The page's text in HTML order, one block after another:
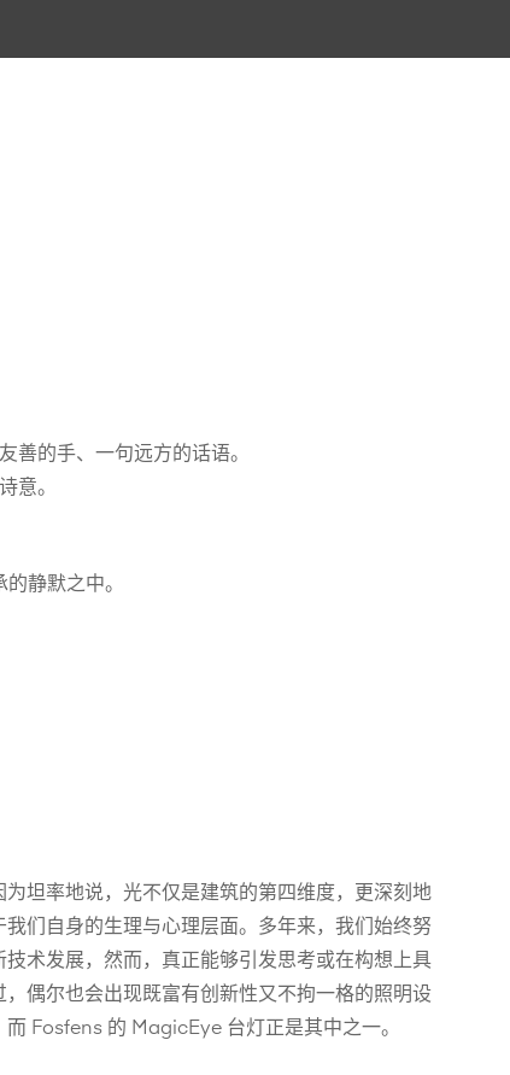
善的手、一句远方的话语。
意。
静默之中。
坦率地说，光不仅是建筑的第四维度，更深刻地
们自身的生理与心理层面。多年来，我们始终努
术发展，然而，真正能够引发思考或在构想上具
偶尔也会出现既富有创新性又不拘一格的照明设
Fosfens 的 MagicEye 台灯正是其中之一。